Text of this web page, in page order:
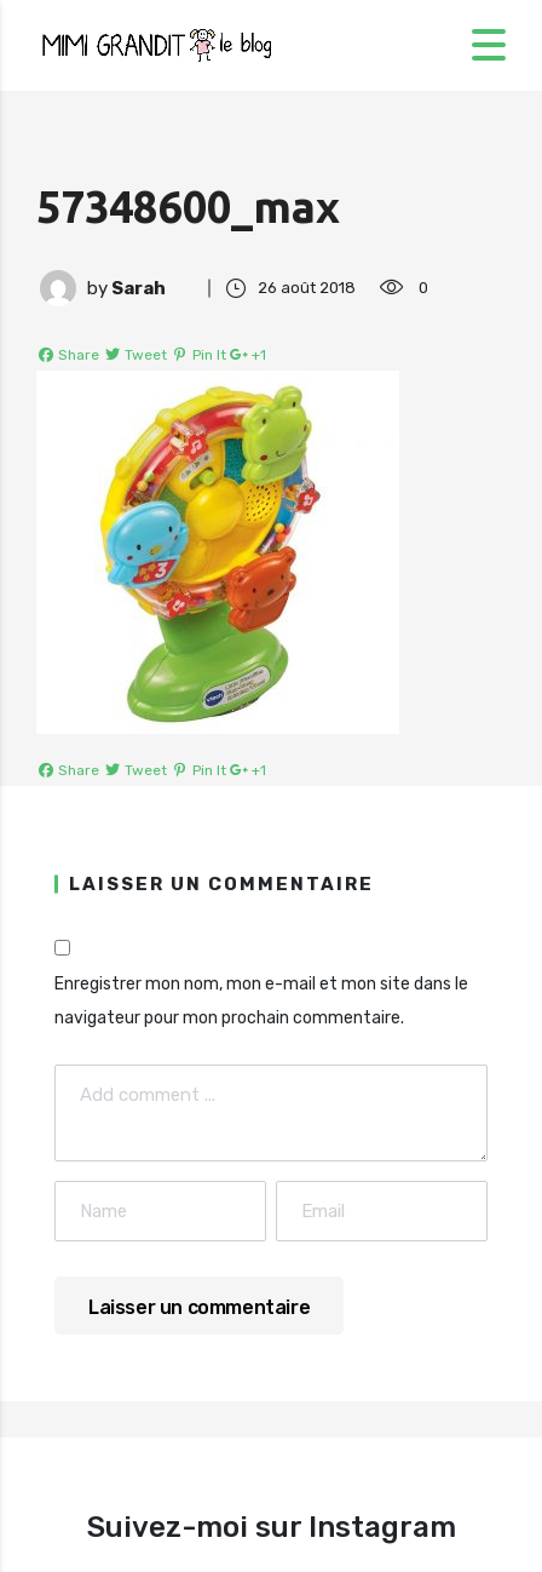
57348600_max
by Sarah 26 août 2018 0
Share Tweet Pin It +1
Share Tweet Pin It +1
LAISSER UN COMMENTAIRE
Enregistrer mon nom, mon e-mail et mon site dans le
navigateur pour mon prochain commentaire.
Suivez-moi sur Instagram